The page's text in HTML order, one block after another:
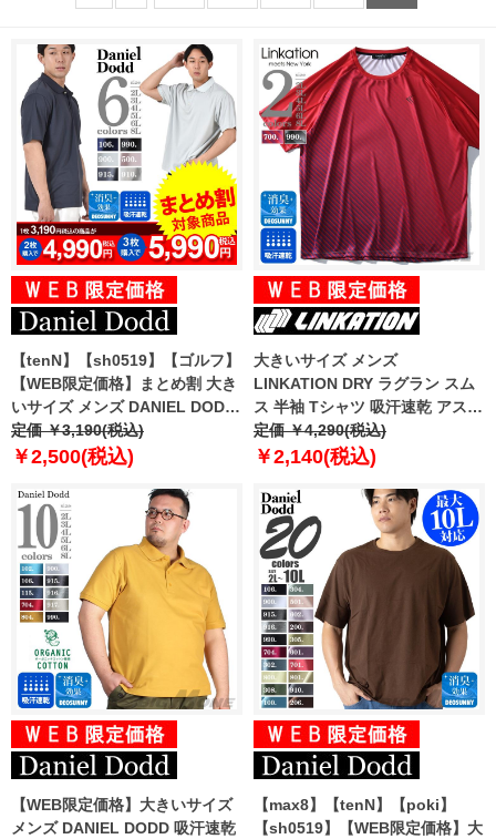
【tenN】【sh0519】【ゴルフ】
【WEB限定価格】まとめ割 大き
いサイズ メンズ DANIEL DODD
無地 半袖 スポーツ ポロシャツ
吸汗速乾 azpr-009008
定価 ￥3,190(税込)
￥2,500(税込)
大きいサイズ メンズ
LINKATION DRY ラグラン スム
ス 半袖 Tシャツ 吸汗速乾 アスレ
ジャー スポーツウェア la-
t190294
定価 ￥4,290(税込)
￥2,140(税込)
【WEB限定価格】大きいサイズ
メンズ DANIEL DODD 吸汗速乾
【max8】【tenN】【poki】
【sh0519】【WEB限定価格】大